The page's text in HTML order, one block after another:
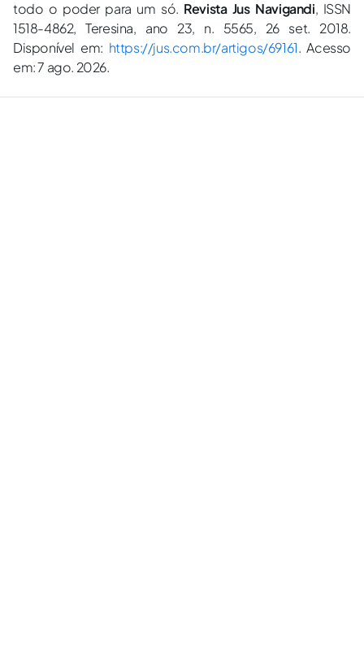
todo o poder para um só. Revista Jus Navigandi, ISSN
1518-4862, Teresina, ano 23, n. 5565, 26 set. 2018.
Disponível em: https://jus.com.br/artigos/69161. Acesso
em: 7 ago. 2026.